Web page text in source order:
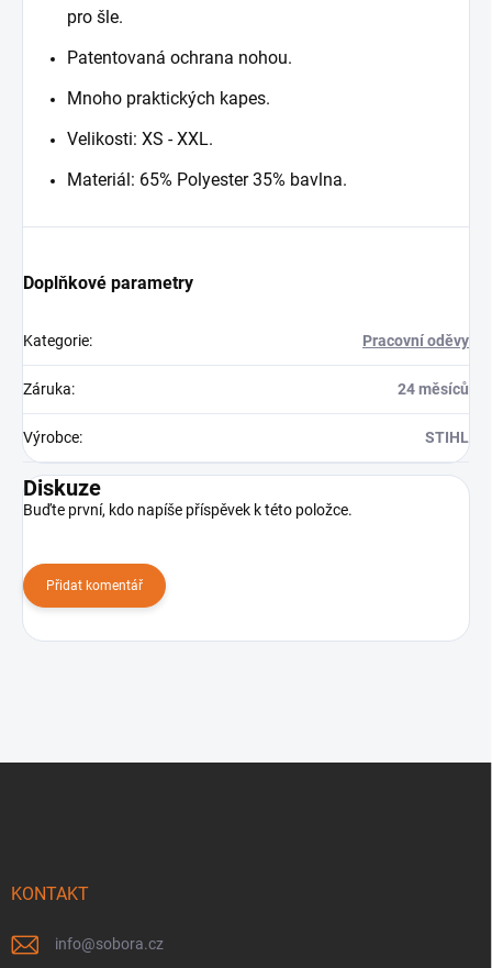
pro šle.
Patentovaná ochrana nohou.
Mnoho praktických kapes.
Velikosti: XS - XXL.
Materiál: 65% Polyester 35% bavlna.
Doplňkové parametry
Kategorie: Pracovní oděvy
Záruka: 24 měsíců
Výrobce: STIHL
Diskuze
Buďte první, kdo napíše příspěvek k této položce.
Přidat komentář
KONTAKT
info@sobora.cz